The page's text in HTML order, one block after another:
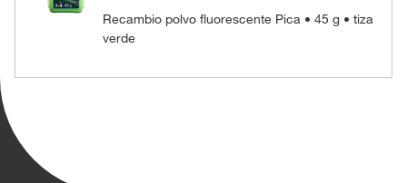
Recambio polvo fluorescente Pica • 45 g • tiza
verde